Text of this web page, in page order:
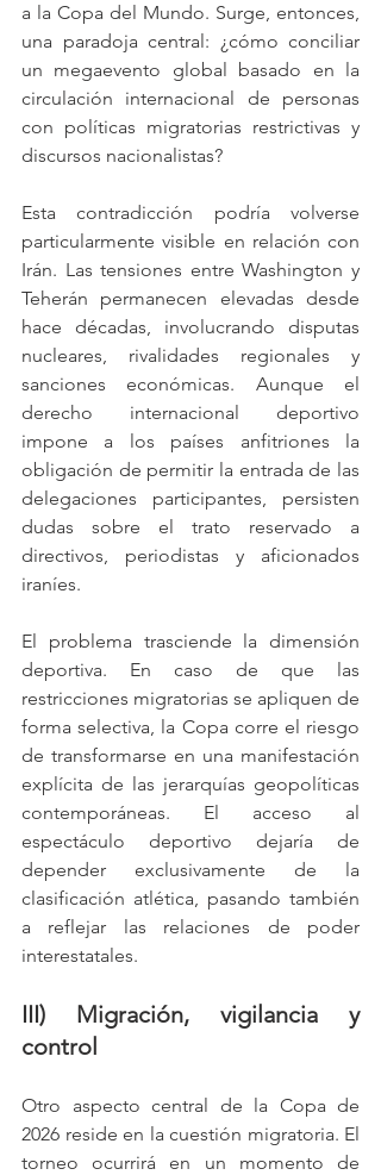
a la Copa del Mundo. Surge, entonces,
una paradoja central: ¿cómo conciliar
un megaevento global basado en la
circulación internacional de personas
con políticas migratorias restrictivas y
discursos nacionalistas?
Esta contradicción podría volverse
particularmente visible en relación con
Irán. Las tensiones entre Washington y
Teherán permanecen elevadas desde
hace décadas, involucrando disputas
nucleares, rivalidades regionales y
sanciones económicas. Aunque el
derecho internacional deportivo
impone a los países anfitriones la
obligación de permitir la entrada de las
delegaciones participantes, persisten
dudas sobre el trato reservado a
directivos, periodistas y aficionados
iraníes.
El problema trasciende la dimensión
deportiva. En caso de que las
restricciones migratorias se apliquen de
forma selectiva, la Copa corre el riesgo
de transformarse en una manifestación
explícita de las jerarquías geopolíticas
contemporáneas. El acceso al
espectáculo deportivo dejaría de
depender exclusivamente de la
clasificación atlética, pasando también
a reflejar las relaciones de poder
interestatales.
III) Migración, vigilancia y
control
Otro aspecto central de la Copa de
2026 reside en la cuestión migratoria. El
torneo ocurrirá en un momento de